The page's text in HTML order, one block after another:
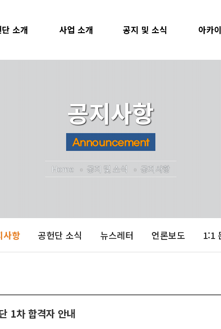
소개
인사말
소개
SDGs
직도
더스클럽
후원
및 백서
는 길
사업 소개
사회봉사교과목
사회공헌형 교과목
사회공헌아카데미
SNU공헌단
찾아가는 멘토링
SNU멘토링
학생사회공헌단
샤눔상호문화공헌단
사회공헌PLUS+
공지 및 소식
공지사항
공헌단 소식
뉴스레터
언론보도
1:1 문의
아카
자료
지난
공지사항
Announcement
Home 공지 및 소식 공지사항
사항 공헌단 소식 뉴스레터 언론보도 1:1
1차 합격자 안내